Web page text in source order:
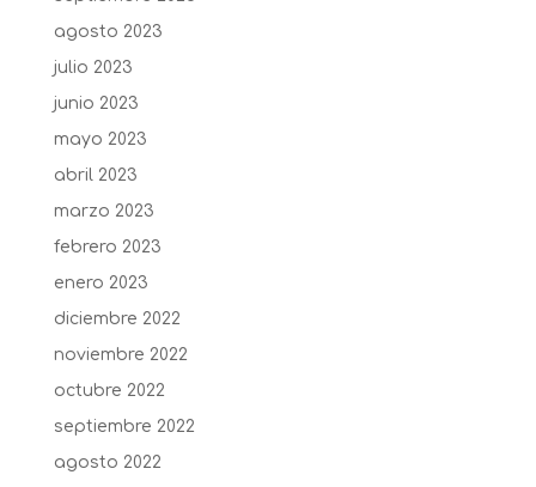
agosto 2023
julio 2023
junio 2023
mayo 2023
abril 2023
marzo 2023
febrero 2023
enero 2023
diciembre 2022
noviembre 2022
octubre 2022
septiembre 2022
agosto 2022